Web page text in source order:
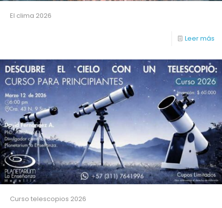
El clima 2026
Leer más
Curso telescopios 2026